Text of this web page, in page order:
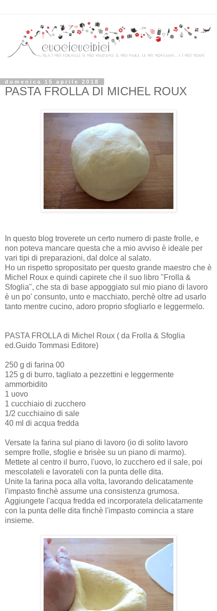
domenica 15 aprile 2018
PASTA FROLLA DI MICHEL ROUX
In questo blog troverete un certo numero di paste frolle, e
non poteva mancare questa che a mio avviso è ideale per
vari tipi di preparazioni, dal dolce al salato.
Ho un rispetto spropositato per questo grande maestro che è
Michel Roux e quindi capirete che il suo libro "Frolla &
Sfoglia", che sta di base appoggiato sul mio piano di lavoro
è un po' consunto, unto e macchiato, perchè oltre ad usarlo
tanto mentre cucino, adoro proprio sfogliarlo e leggermelo.
PASTA FROLLA di Michel Roux ( da Frolla & Sfoglia
ed.Guido Tommasi Editore)
250 g di farina 00
125 g di burro, tagliato a pezzettini e leggermente
ammorbidito
1 uovo
1 cucchiaio di zucchero
1/2 cucchiaino di sale
40 ml di acqua fredda
Versate la farina sul piano di lavoro (io di solito lavoro
sempre frolle, sfoglie e brisèe su un piano di marmo).
Mettete al centro il burro, l'uovo, lo zucchero ed il sale, poi
mescolateli e lavorateli con la punta delle dita.
Unite la farina poca alla volta, lavorando delicatamente
l'impasto finchè assume una consistenza grumosa.
Aggiungete l'acqua fredda ed incorporatela delicatamente
con la punta delle dita finchè l'impasto comincia a stare
insieme.